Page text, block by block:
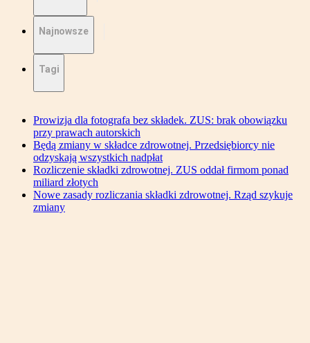
Najnowsze
Tagi
Prowizja dla fotografa bez składek. ZUS: brak obowiązku
przy prawach autorskich
Będą zmiany w składce zdrowotnej. Przedsiębiorcy nie
odzyskają wszystkich nadpłat
Rozliczenie składki zdrowotnej. ZUS oddał firmom ponad
miliard złotych
Nowe zasady rozliczania składki zdrowotnej. Rząd szykuje
zmiany